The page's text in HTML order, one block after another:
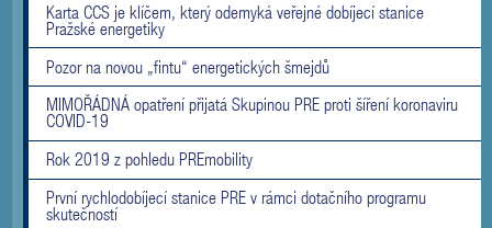
Karta CCS je klíčem, který odemyká veřejné dobíjecí stanice
Pražské energetiky
Pozor na novou „fintu“ energetických šmejdů
MIMOŘÁDNÁ opatření přijatá Skupinou PRE proti šíření koronaviru
COVID-19
Rok 2019 z pohledu PREmobility
První rychlodobíjecí stanice PRE v rámci dotačního programu
skutečností